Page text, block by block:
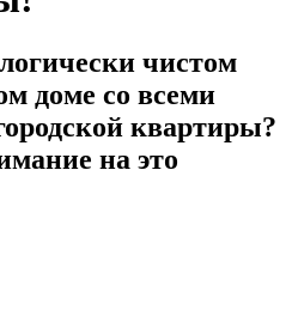
чистом
доме со всеми
квартиры?
на это